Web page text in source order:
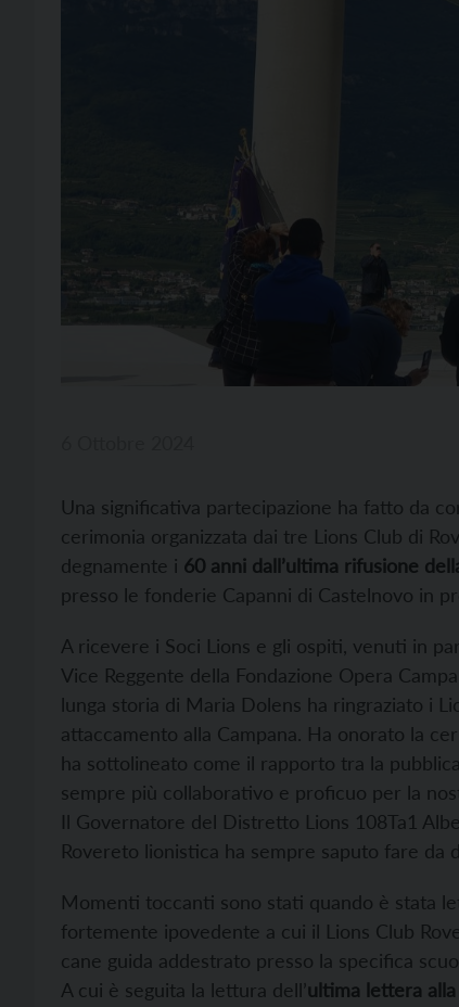
Una significativa partecipazione ha fatto da
cerimonia organizzata dai tre Lions Club di
degnamente i 60 anni dall’ultima rifusione
presso le fonderie Capanni di Castelnovo in
A ricevere i Soci Lions e gli ospiti, venuti in
Vice Reggente della Fondazione Opera
lunga storia di Maria Dolens ha ringraziato i
attaccamento alla Campana. Ha onorato la
ha sottolineato come il rapporto tra la
sempre più collaborativo e proficuo per la
Il Governatore del Distretto Lions 108Ta1
Rovereto lionistica ha sempre saputo fare da
Momenti toccanti sono stati quando è stata
fortemente ipovedente a cui il Lions Club
cane guida addestrato presso la specifica
A cui è seguita la lettura dell’ultima lettera